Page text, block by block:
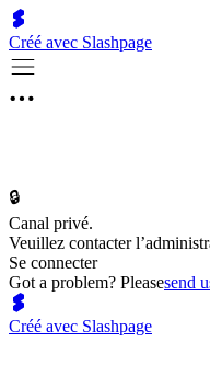
Créé avec Slashpage
🔒
Canal privé.
Veuillez contacter
Se connecter
Got a problem? Pleasesend
Créé avec Slashpage